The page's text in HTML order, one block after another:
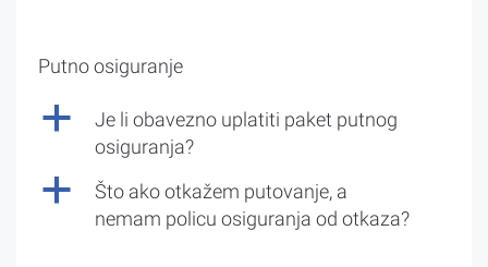
Putno osiguranje
a
Je li obavezno uplatiti paket putnog
osiguranja?
a
Što ako otkažem putovanje, a
nemam policu osiguranja od otkaza?